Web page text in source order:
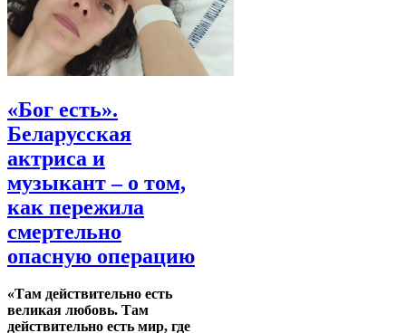
«Бог есть».
Беларусская
актриса и
музыкант – о том,
как пережила
смертельно
опасную операцию
«Там действительно есть
великая любовь. Там
действительно есть мир, где